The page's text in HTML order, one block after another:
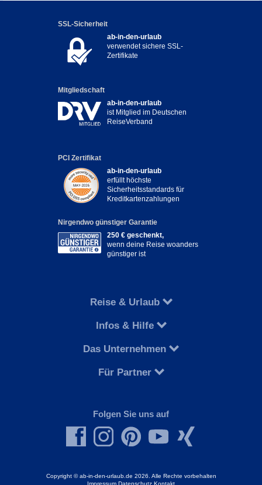
SSL-Sicherheit
ab-in-den-urlaub
verwendet sichere SSL-
Zertifikate
Mitgliedschaft
ab-in-den-urlaub
ist Mitglied im Deutschen
ReiseVerband
PCI Zertifikat
ab-in-den-urlaub
erfüllt höchste
Sicherheitsstandards für
Kreditkartenzahlungen
Nirgendwo günstiger Garantie
250 € geschenkt,
wenn deine Reise woanders
günstiger ist
Reise & Urlaub
Infos & Hilfe
Das Unternehmen
Für Partner
Folgen Sie uns auf
Copyright © ab-in-den-urlaub.de 2026. Alle Rechte vorbehalten
Impressum Datenschutz Kontakt